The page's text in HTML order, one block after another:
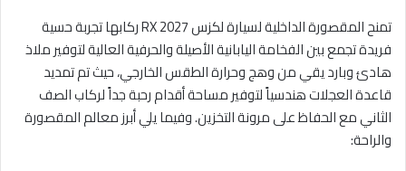
تمنح المقصورة الداخلية لسيارة لكزس RX 2027 ركابها تجربة حسية
فريدة تجمع بين الفخامة اليابانية الأصيلة والحرفية العالية لتوفير ملاذ
هادئ وبارد يقي من وهج وحرارة الطقس الخارجي، حيث تم تمديد
قاعدة العجلات هندسياً لتوفير مساحة أقدام رحبة جداً لركاب الصف
الثاني مع الحفاظ على مرونة التخزين. وفيما يلي أبرز معالم المقصورة
والراحة: